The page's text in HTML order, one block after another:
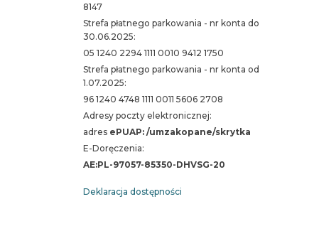
8147
Strefa płatnego parkowania - nr konta do
30.06.2025:
05 1240 2294 1111 0010 9412 1750
Strefa płatnego parkowania - nr konta od
1.07.2025:
96 1240 4748 1111 0011 5606 2708
Adresy poczty elektronicznej:
adres ePUAP: /umzakopane/skrytka
E-Doręczenia:
AE:PL-97057-85350-DHVSG-20
Deklaracja dostępności